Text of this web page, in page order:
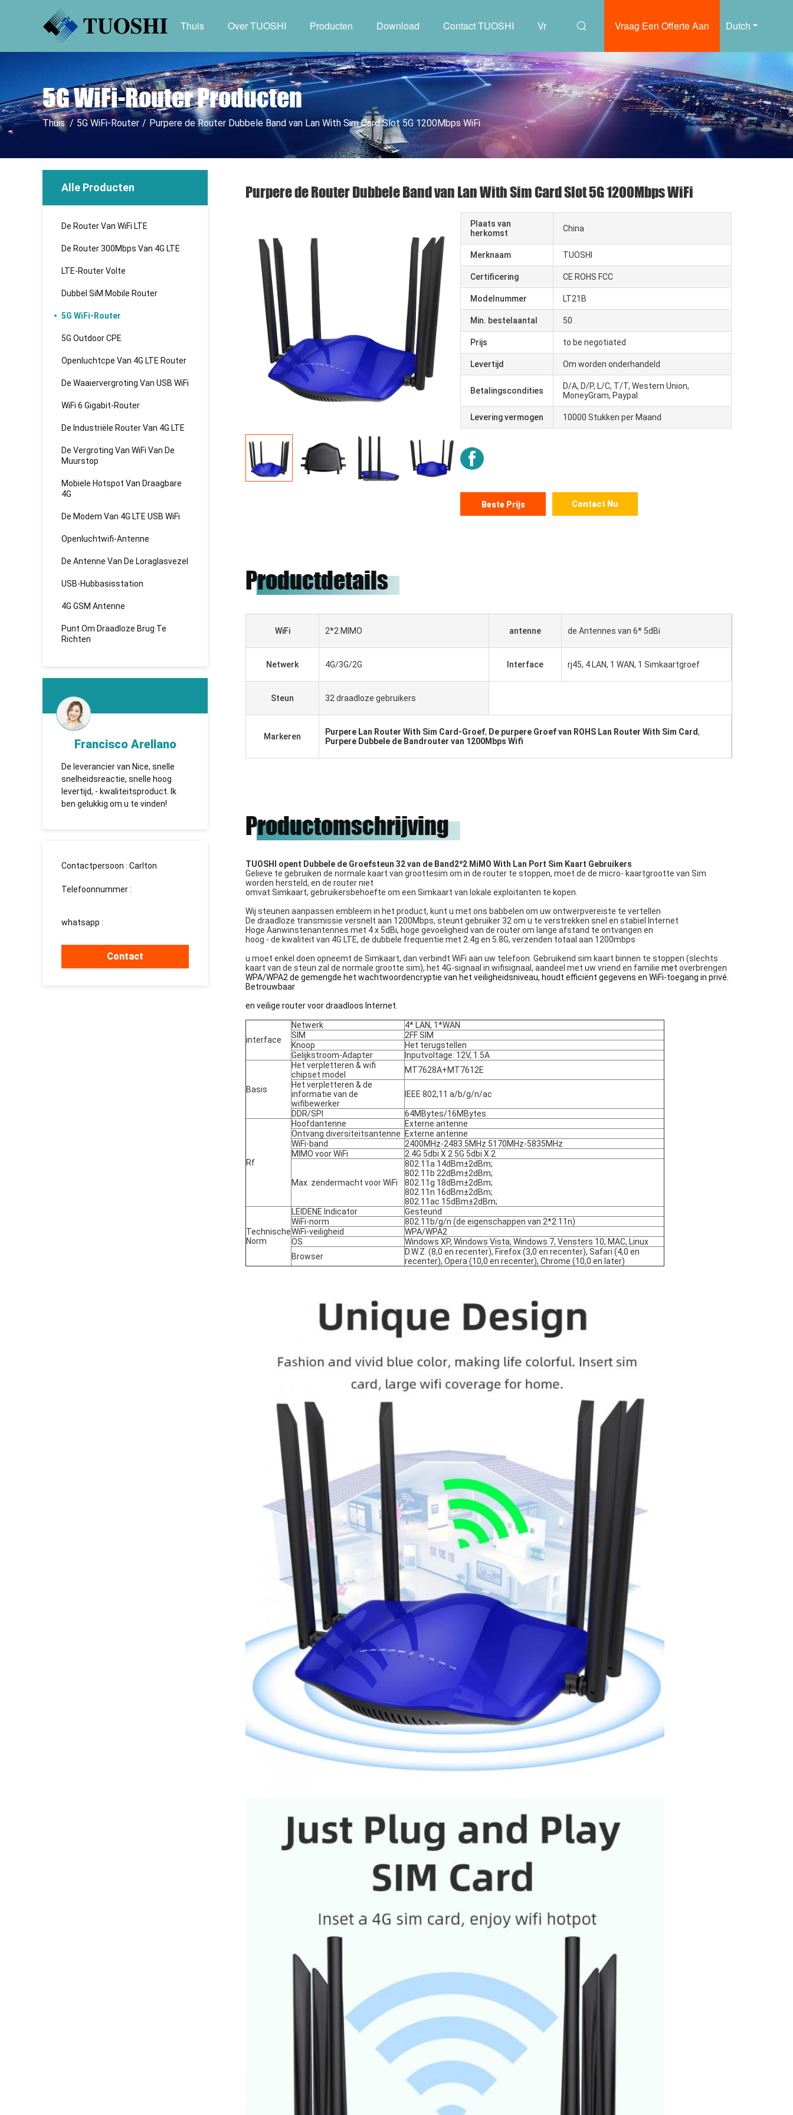
Dutch
Vraag Een Offerte Aan
Thuis Over TUOSHI Producten Download Contact TUOSHI Vr
5G WiFi-Router Producten
Thuis / 5G WiFi-Router / Purpere de Router Dubbele Band van Lan With Sim Card Slot 5G 1200Mbps WiFi
Alle Producten
De Router Van WiFi LTE
De Router 300Mbps Van 4G LTE
LTE-Router Volte
Dubbel SiM Mobile Router
5G WiFi-Router
5G Outdoor CPE
Openluchtcpe Van 4G LTE Router
De Waaiervergroting Van USB WiFi
WiFi 6 Gigabit-Router
De Industriële Router Van 4G LTE
De Vergroting Van WiFi Van De
Muurstop
Mobiele Hotspot Van Draagbare
4G
De Modem Van 4G LTE USB WiFi
Openluchtwifi-Antenne
De Antenne Van De Loraglasvezel
USB-Hubbasisstation
4G GSM Antenne
Punt Om Draadloze Brug Te
Richten
KHADBAATAR
TUOSHI - надежная компания,
которая впервые установила
сотрудничество и имеет
долгосрочное сотрудничество.
Gabriel Haddad
werken.
Contactpersoon : Carlton
Telefoonnummer :
whatsapp :
Contact
Purpere de Router Dubbele Band van Lan With Sim Card Slot 5G 1200Mbps WiFi
Plaats van
herkomst
China
Merknaam TUOSHI
Certificering CE ROHS FCC
Modelnummer LT21B
Min. bestelaantal 50
Prijs to be negotiated
Levertijd Om worden onderhandeld
Betalingscondities
D/A, D/P, L/C, T/T, Western Union,
MoneyGram, Paypal
Levering vermogen 10000 Stukken per Maand
Beste Prijs Contact Nu
Productdetails
WiFi 2*2 MIMO antenne de Antennes van 6* 5dBi
Netwerk 4G/3G/2G Interface rj45, 4 LAN, 1 WAN, 1 Simkaartgroef
Steun 32 draadloze gebruikers
Markeren Purpere Lan Router With Sim Card-Groef, De purpere Groef van ROHS Lan Router With Sim Card,
Purpere Dubbele de Bandrouter van 1200Mbps Wifi
Productomschrijving
TUOSHI opent Dubbele de Groefsteun 32 van de Band2*2 MiMO With Lan Port Sim Kaart Gebruikers
Gelieve te gebruiken de normale kaart van groottesim om in de router te stoppen, moet de de micro- kaartgrootte van Sim
worden hersteld, en de router niet
omvat Simkaart, gebruikersbehoefte om een Simkaart van lokale exploitanten te kopen.
Wij steunen aanpassen embleem in het product, kunt u met ons babbelen om uw ontwerpvereiste te vertellen
De draadloze transmissie versnelt aan 1200Mbps, steunt gebruiker 32 om u te verstrekken snel en stabiel Internet
Hoge Aanwinstenantennes met 4 x 5dBi, hoge gevoeligheid van de router om lange afstand te ontvangen en
hoog - de kwaliteit van 4G LTE, de dubbele frequentie met 2.4g en 5.8G, verzenden totaal aan 1200mbps
u moet enkel doen opneemt de Simkaart, dan verbindt WiFi aan uw telefoon. Gebruikend sim kaart binnen te stoppen (slechts
kaart van de steun zal de normale grootte sim), het 4G-signaal in wifisignaal, aandeel met uw vriend en familie met overbrengen
WPA/WPA2 de gemengde het wachtwoordencryptie van het veiligheidsniveau, houdt efficiënt gegevens en WiFi-toegang in privé.
Betrouwbaar
en veilige router voor draadloos Internet.
interface
Netwerk
4* LAN, 1*WAN
SIM
2FF SIM
Knoop
Het terugstellen
Gelijkstroom-Adapter
Inputvoltage: 12V, 1.5A
Basis
Het verpletteren & wifi
chipset model
MT7628A+MT7612E
Het verpletteren & de
informatie van de
wifibewerker
IEEE 802,11 a/b/g/n/ac
DDR/SPI 64MBytes/16MBytes
Rf
Hoofdantenne
Externe antenne
Ontvang diversiteitsantenne
Externe antenne
WiFi-band
2400MHz-2483.5MHz 5170MHz-5835MHz
MIMO voor WiFi
2.4G 5dbi X 2 5G 5dbi X 2
Max. zendermacht voor WiFi
802.11a 14dBm±2dBm;
802.11b 22dBm±2dBm;
802.11g 18dBm±2dBm;
802.11n 16dBm±2dBm;
802.11ac 15dBm±2dBm;
Technische
Norm
LEIDENE Indicator
Gesteund
WiFi-norm
802.11b/g/n (de eigenschappen van 2*2 11n)
WiFi-veiligheid
WPA/WPA2
OS
Windows XP, Windows Vista, Windows 7, Vensters 10, MAC, Linux
Browser
D.W.Z. (8,0 en recenter), Firefox (3,0 en recenter), Safari (4,0 en
recenter), Opera (10,0 en recenter), Chrome (10,0 en later)